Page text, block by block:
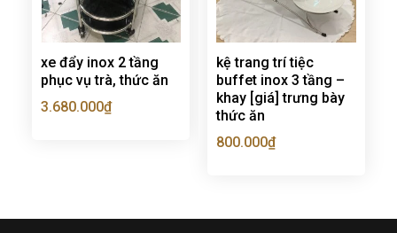
xe đẩy inox 2 tầng
phục vụ trà, thức ăn
3.680.000₫
kệ trang trí tiệc
buffet inox 3 tầng –
khay [giá] trưng bày
thức ăn
800.000₫